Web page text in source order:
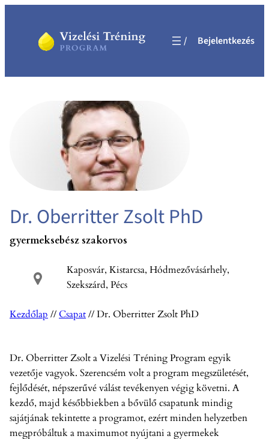
tartalomhoz
Bejelentkezés
Dr. Oberritter Zsolt PhD
gyermeksebész szakorvos
Kaposvár, Kistarcsa, Hódmezővásárhely,
Szekszárd, Pécs
Kezdőlap //Csapat//Dr. Oberritter Zsolt PhD
Dr. Oberritter Zsolt a Vizelési Tréning Program egyik
vezetője vagyok. Szerencsém volt a program megszületését,
fejlődését, népszerűvé válást tevékenyen végig követni. A
kezdő, majd későbbiekben a bővülő csapatunk mindig
sajátjának tekintette a programot, ezért minden helyzetben
megpróbáltuk a maximumot nyújtani a gyermekek